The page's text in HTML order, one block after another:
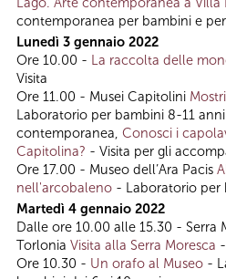
contemporanea per bambini e
Lunedì 3 gennaio 2022
Ore 10.00 - La raccolta delle
Visita
Ore 11.00 - Musei Capitolini
Laboratorio per bambini 8-11
contemporanea, Conosci i
Capitolina? - Visita per gli
Ore 17.00 - Museo dell’Ara Pacis
nell'arcobaleno - Laboratorio per
Martedì 4 gennaio 2022
Dalle ore 10.00 alle 15.30 - Serra
Torlonia Visita alla Serra Moresca
Ore 10.30 - Un orafo al Museo -